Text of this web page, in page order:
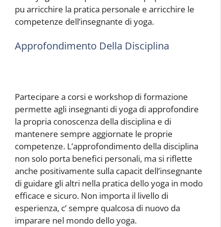
pu arricchire la pratica personale e arricchire le
competenze dell’insegnante di yoga.
Approfondimento Della Disciplina
Partecipare a corsi e workshop di formazione
permette agli insegnanti di yoga di approfondire
la propria conoscenza della disciplina e di
mantenere sempre aggiornate le proprie
competenze. L’approfondimento della disciplina
non solo porta benefici personali, ma si riflette
anche positivamente sulla capacit dell’insegnante
di guidare gli altri nella pratica dello yoga in modo
efficace e sicuro. Non importa il livello di
esperienza, c’ sempre qualcosa di nuovo da
imparare nel mondo dello yoga.